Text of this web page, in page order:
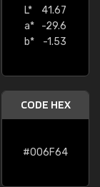
L*
41.67
a*
-29.6
b*
-1.53
CODE HEX
#006F64